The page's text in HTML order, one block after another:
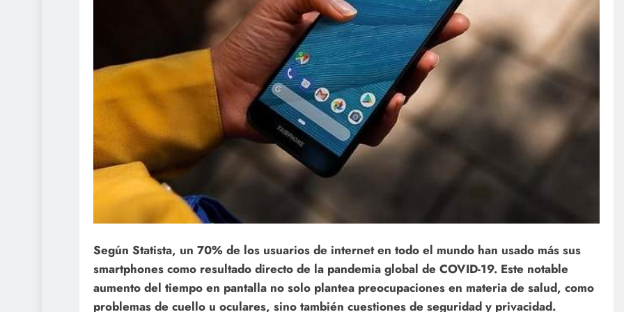
Según Statista, un 70% de los usuarios de internet en todo el mundo han usado más sus
smartphones como resultado directo de la pandemia global de COVID-19. Este notable
aumento del tiempo en pantalla no solo plantea preocupaciones en materia de salud, como
problemas de cuello u oculares, sino también cuestiones de seguridad y privacidad.